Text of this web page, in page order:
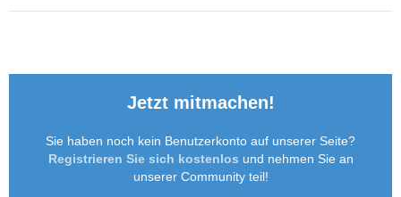
Jetzt mitmachen!
Sie haben noch kein Benutzerkonto auf unserer Seite?
Registrieren Sie sich kostenlos und nehmen Sie an
unserer Community teil!